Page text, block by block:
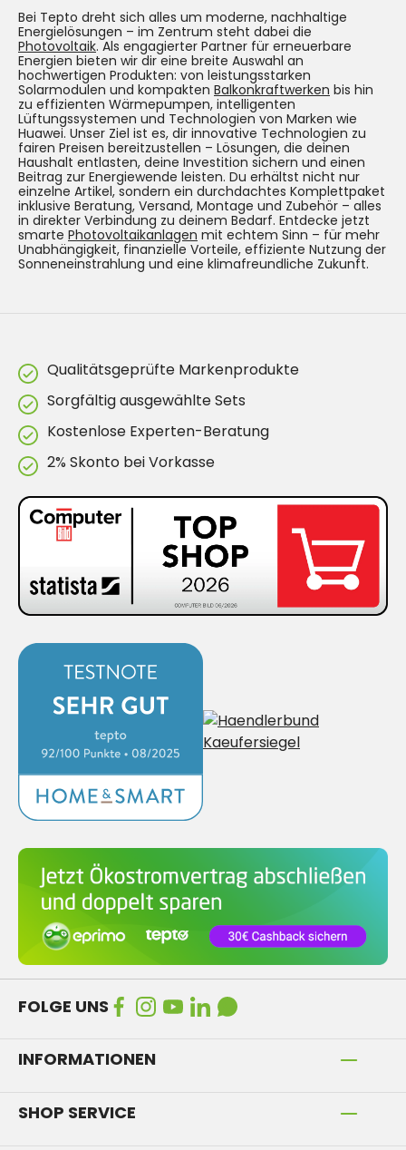
Bei Tepto dreht sich alles um moderne, nachhaltige
Energielösungen – im Zentrum steht dabei die
Photovoltaik. Als engagierter Partner für erneuerbare
Energien bieten wir dir eine breite Auswahl an
hochwertigen Produkten: von leistungsstarken
Solarmodulen und kompakten Balkonkraftwerken bis hin
zu effizienten Wärmepumpen, intelligenten
Lüftungssystemen und Technologien von Marken wie
Huawei. Unser Ziel ist es, dir innovative Technologien zu
fairen Preisen bereitzustellen – Lösungen, die deinen
Haushalt entlasten, deine Investition sichern und einen
Beitrag zur Energiewende leisten. Du erhältst nicht nur
einzelne Artikel, sondern ein durchdachtes Komplettpaket
inklusive Beratung, Versand, Montage und Zubehör – alles
in direkter Verbindung zu deinem Bedarf. Entdecke jetzt
smarte Photovoltaikanlagen mit echtem Sinn – für mehr
Unabhängigkeit, finanzielle Vorteile, effiziente Nutzung der
Sonneneinstrahlung und eine klimafreundliche Zukunft.
Qualitätsgeprüfte Markenprodukte
Sorgfältig ausgewählte Sets
Kostenlose Experten-Beratung
2% Skonto bei Vorkasse
FOLGE UNS
INFORMATIONEN
SHOP SERVICE